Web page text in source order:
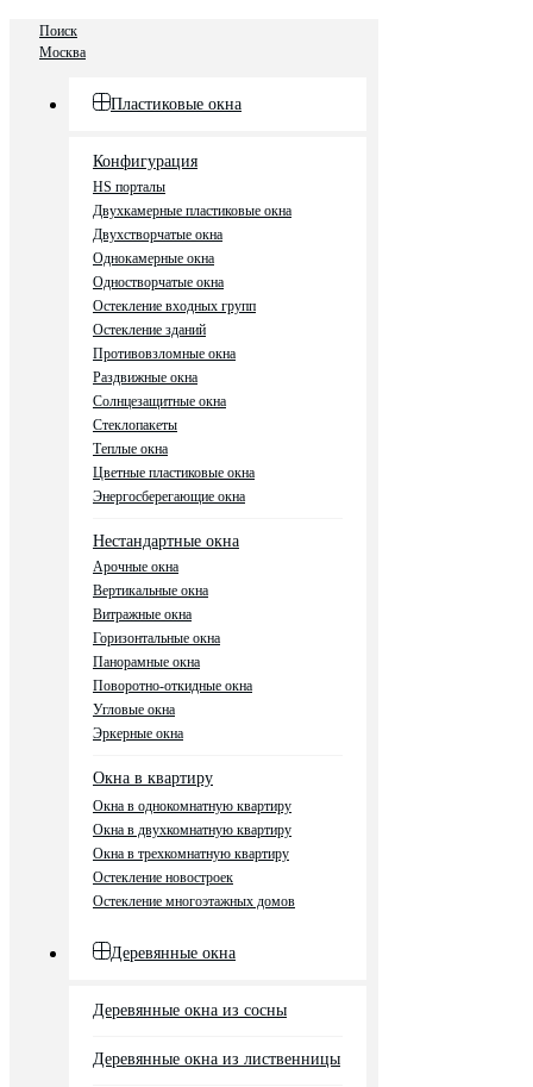
Поиск
Москва
Пластиковые окна
Конфигурация
HS порталы
Двухкамерные пластиковые окна
Двухстворчатые окна
Однокамерные окна
Одностворчатые окна
Остекление входных групп
Остекление зданий
Противовзломные окна
Раздвижные окна
Солнцезащитные окна
Стеклопакеты
Теплые окна
Цветные пластиковые окна
Энергосберегающие окна
Нестандартные окна
Арочные окна
Вертикальные окна
Витражные окна
Горизонтальные окна
Панорамные окна
Поворотно-откидные окна
Угловые окна
Эркерные окна
Окна в квартиру
Окна в однокомнатную квартиру
Окна в двухкомнатную квартиру
Окна в трехкомнатную квартиру
Остекление новостроек
Остекление многоэтажных домов
Деревянные окна
Деревянные окна из сосны
Деревянные окна из лиственницы